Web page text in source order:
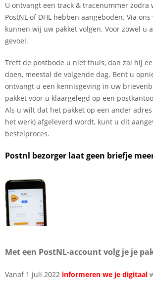
U ontvangt een track & tracenummer zodra
PostNL of DHL hebben aangeboden. Via
kunnen wij uw pakket volgen. Voor zowel u
gevoel.
Treft de postbode u niet thuis, dan zal hij
doen, meestal de volgende dag. Bent u
ontvangt u een kennisgeving in uw
pakket voor u klaargelegd op een
Als u wilt dat het pakket op een ander
het werk) afgeleverd wordt, kunt u dit
bestelproces.
Postnl bezorger laat geen briefje
Met een PostNL-account volg je je
Vanaf 1 juli 2022 informeren we je digitaal